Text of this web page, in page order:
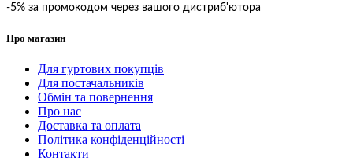
-5% за промокодом через вашого дистриб'ютора
Про магазин
Для гуртових покупців
Для постачальників
Обмін та повернення
Про нас
Доставка та оплата
Політика конфіденційності
Контакти